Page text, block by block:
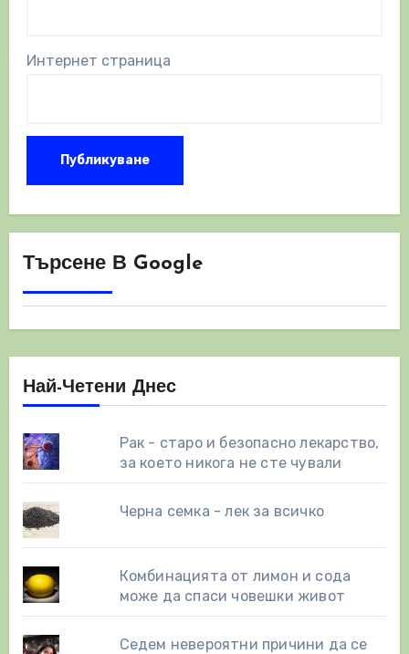
Интернет страница
Търсене В Google
Най-Четени Днес
Рак - старо и безопасно лекарство,
за което никога не сте чували
Черна семка - лек за всичко
Комбинацията от лимон и сода
може да спаси човешки живот
Седем невероятни причини да се